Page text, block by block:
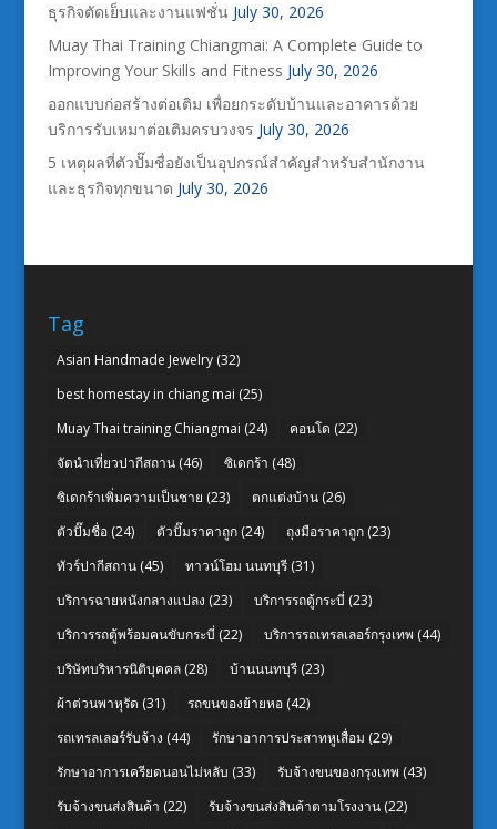
ธุรกิจตัดเย็บและงานแฟชั่น July 30, 2026
Muay Thai Training Chiangmai: A Complete Guide to
Improving Your Skills and Fitness July 30, 2026
ออกแบบก่อสร้างต่อเติม เพื่อยกระดับบ้านและอาคารด้วย
บริการรับเหมาต่อเติมครบวงจร July 30, 2026
5 เหตุผลที่ตัวปั๊มชื่อยังเป็นอุปกรณ์สำคัญสำหรับสำนักงาน
และธุรกิจทุกขนาด July 30, 2026
Tag
Asian Handmade Jewelry(32)
best homestay in chiang mai (25)
Muay Thai training Chiangmai (24) คอนโด (22)
จัดนำเที่ยวปากีสถาน(46) ซิเดกร้า (48)
ซิเดกร้าเพิ่มความเป็นชาย (23) ตกแต่งบ้าน(26)
ตัวปั๊มชื่อ(24) ตัวปั๊มราคาถูก(24) ถุงมือราคาถูก(23)
ทัวร์ปากีสถาน(45) ทาวน์โฮม นนทบุรี(31)
บริการฉายหนังกลางแปลง (23) บริการรถตู้กระบี่ (23)
บริการรถตู้พร้อมคนขับกระบี่ (22) บริการรถเทรลเลอร์กรุงเทพ (44)
บริษัทบริหารนิติบุคคล(28) บ้านนนทบุรี(23)
ผ้าต่วนพาหุรัด (31) รถขนของย้ายหอ(42)
รถเทรลเลอร์รับจ้าง (44) รักษาอาการประสาทหูเสื่อม (29)
รักษาอาการเครียดนอนไม่หลับ (33) รับจ้างขนของกรุงเทพ (43)
รับจ้างขนส่งสินค้า (22) รับจ้างขนส่งสินค้าตามโรงงาน(22)